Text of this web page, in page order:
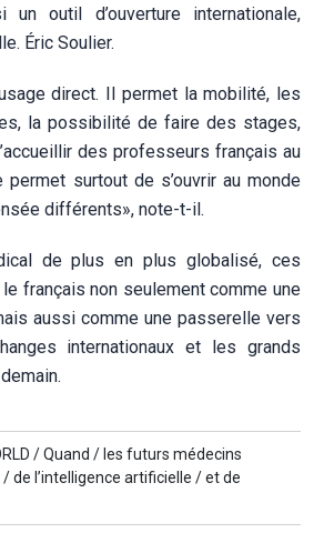
un outil d’ouverture internationale,
Éric Soulier.
direct. Il permet la mobilité, les
la possibilité de faire des stages,
des professeurs français au
permet surtout de s’ouvrir au monde
différents», note-t-il.
de plus en plus globalisé, ces
français non seulement comme une
aussi comme une passerelle vers
internationaux et les grands
/Quand / les futurs médecins
/de l’intelligence artificielle /et de